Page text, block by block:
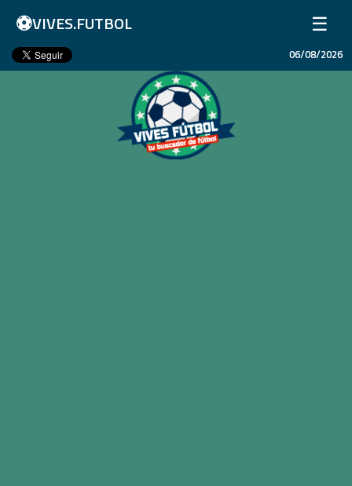
⚽VIVES.FUTBOL ☰
Inicio
06/08/2026